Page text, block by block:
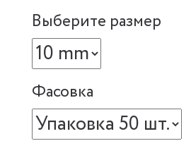
Выберите размер
Фасовка